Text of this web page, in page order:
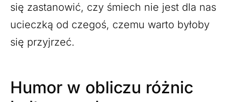
się zastanowić, czy śmiech nie jest dla nas
ucieczką od czegoś, czemu warto byłoby
się przyjrzeć.
Humor w obliczu różnic